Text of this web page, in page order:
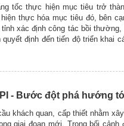
tốc thực hiện mục tiêu trở
thực hóa mục tiêu đó, bên
xác định công tác bồi
định đến tiến độ triển khai
- Bước đột phá hướng
khách quan, cấp thiết nhằm
giai đoạn mới. Trong bối